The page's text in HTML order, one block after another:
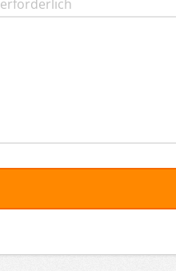
erforderlich